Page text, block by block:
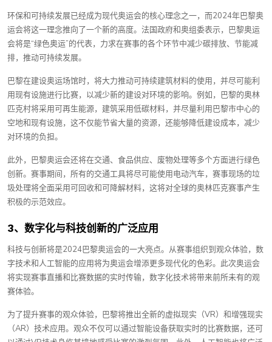
环保和可持续发展已经成为现代奥运会的核心理念之一，而2024年巴黎奥
运会将这一理念推向了一个新的高度。法国政府和奥组委表示，巴黎奥运
会将是“绿色奥运”的代表，力求在赛事的各个环节中减少碳排放、节能减
排，推动可持续发展。
巴黎在建设奥运场馆时，将大力推动可持续建筑材料的使用，并尽可能利
用现有设施进行比赛，以减少新的建设对环境的影响。例如，巴黎的奥林
匹克村将采用可再生能源，建筑采用低碳材料，并尽量利用巴黎市中心的
空地和现有设施，这不仅能节省大量的资源，还能够降低建设成本，减少
对环境的负担。
此外，巴黎奥运会还将在交通、食品供应、废物处理等多个方面进行绿色
创新。赛事期间，所有的交通工具将尽可能使用电动汽车，赛事现场的垃
圾处理将全面采用可回收和可降解材料，这将对全球的奥林匹克赛事产生
积极的示范效应。
3、数字化与科技创新的广泛应用
科技与创新将是2024巴黎奥运会的一大亮点。从赛事组织到观众体验，数
字技术和人工智能的应用将为奥运会增添更多现代化的色彩。此次奥运会
将实现赛事直播和比赛数据的实时传输，数字化技术将带来前所未有的观
赛体验。
为了提升赛事的观众体验，巴黎将推出全新的虚拟现实（VR）和增强现实
（AR）技术应用。观众不仅可以通过智能设备获取实时的比赛数据，还可